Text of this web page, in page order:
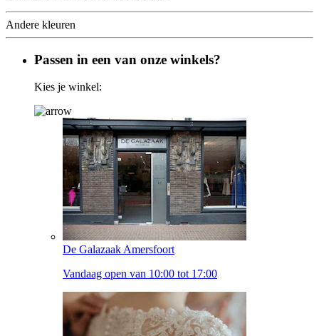
Andere kleuren
Passen in een van onze winkels?
Kies je winkel:
De Galazaak Amersfoort
Vandaag open van 10:00 tot 17:00